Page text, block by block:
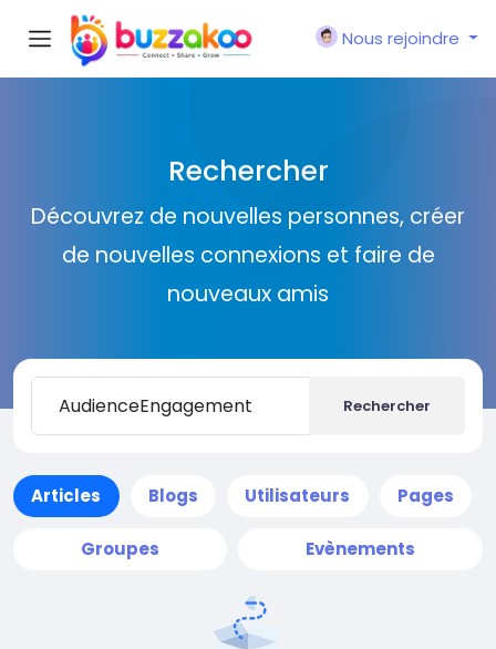
Nous rejoindre
Rechercher
Découvrez de nouvelles personnes, créer
de nouvelles connexions et faire de
nouveaux amis
Rechercher
Articles Blogs Utilisateurs Pages
Groupes Evènements